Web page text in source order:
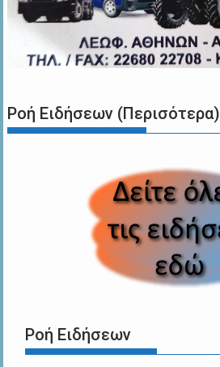
Ροή Ειδήσεων (Περισότερα)
Ροή Ειδήσεων